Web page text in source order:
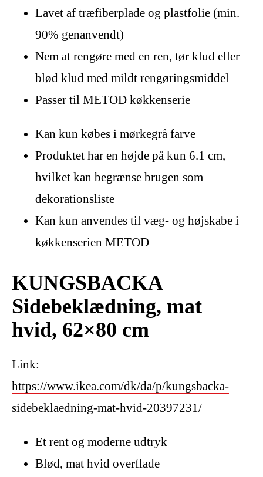
Lavet af træfiberplade og plastfolie (min.
90% genanvendt)
Nem at rengøre med en ren, tør klud eller
blød klud med mildt rengøringsmiddel
Passer til METOD køkkenserie
Kan kun købes i mørkegrå farve
Produktet har en højde på kun 6.1 cm,
hvilket kan begrænse brugen som
dekorationsliste
Kan kun anvendes til væg- og højskabe i
køkkenserien METOD
KUNGSBACKA
Sidebeklædning, mat
hvid, 62×80 cm
Link:
https://www.ikea.com/dk/da/p/kungsbacka-
sidebeklaedning-mat-hvid-20397231/
Et rent og moderne udtryk
Blød, mat hvid overflade